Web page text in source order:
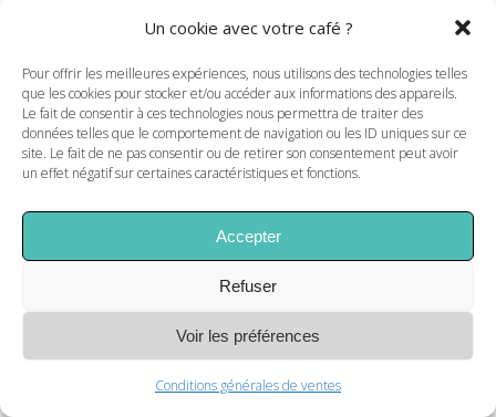
Un cookie avec votre café ?
Pour offrir les meilleures expériences, nous utilisons des technologies telles
que les cookies pour stocker et/ou accéder aux informations des appareils.
Le fait de consentir à ces technologies nous permettra de traiter des
données telles que le comportement de navigation ou les ID uniques sur ce
site. Le fait de ne pas consentir ou de retirer son consentement peut avoir
un effet négatif sur certaines caractéristiques et fonctions.
Accepter
Refuser
Voir les préférences
Conditions générales de ventes